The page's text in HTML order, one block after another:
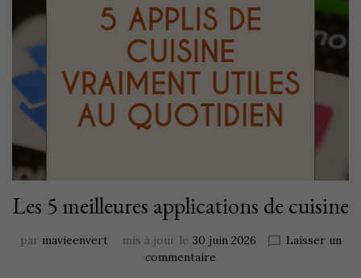
Les 5 meilleures applications de cuisine
par mavieenvert mis à jour le 30 juin 2026
Laisser un
commentaire